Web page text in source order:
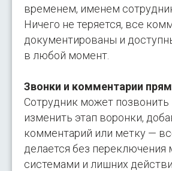
временем, именем
Ничего не теряется, все
документированы и
в любой момент.
Звонки и комментарии
Сотрудник может позвонить
изменить этап воронки,
комментарий или метку —
делается без переключения
системами и лишних